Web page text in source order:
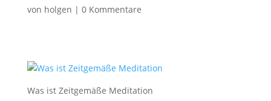
von holgen | 0 Kommentare
Was ist Zeitgemäße Meditation